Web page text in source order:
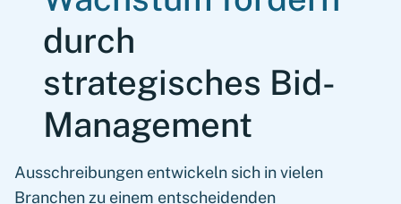
durch
strategisches Bid-
Management
Ausschreibungen entwickeln sich in vielen
Branchen zu einem entscheidenden